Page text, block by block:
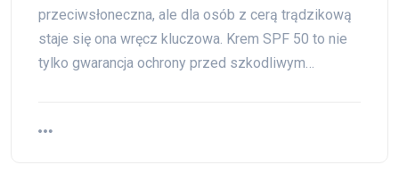
przeciwsłoneczna, ale dla osób z cerą trądzikową
staje się ona wręcz kluczowa. Krem SPF 50 to nie
tylko gwarancja ochrony przed szkodliwym…